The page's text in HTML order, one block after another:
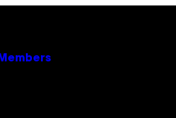
Members